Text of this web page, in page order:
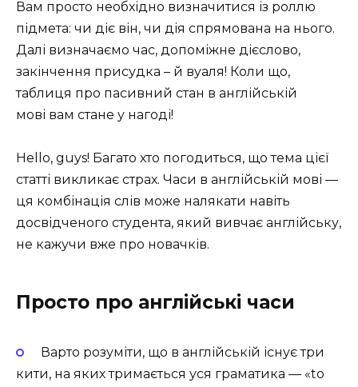
Вам просто необхідно визначитися із роллю
підмета: чи діє він, чи дія спрямована на нього.
Далі визначаємо час, допоміжне дієслово,
закінчення присудка – й вуаля! Коли що,
таблиця про пасивний стан в англійській
мові вам стане у нагоді!
Hello, guys! Багато хто погодиться, що тема цієї
статті викликає страх. Часи в англійській мові —
ця комбінація слів може налякати навіть
досвідченого студента, який вивчає англійську,
не кажучи вже про новачків.
Просто про англійські часи
Варто розуміти, що в англійській існує три
кити, на яких тримається уся граматика — «to